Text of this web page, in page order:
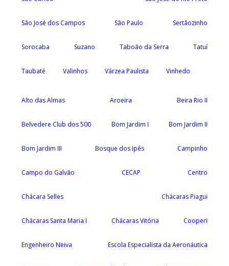
São José dos Campos São Paulo Sertãozinho
Sorocaba Suzano Taboão da Serra Tatuí
Taubaté Valinhos Várzea Paulista Vinhedo
Alto das Almas Aroeira Beira Rio II
Belvedere Club dos 500 Bom Jardim I Bom Jardim II
Bom Jardim III Bosque dos Ipês Campinho
Campo do Galvão CECAP Centro
Chácara Selles Chácaras Piagui
Chácaras Santa Maria I Chácaras Vitória Cooperi
Engenheiro Neiva Escola Especialista da Aeronáutica